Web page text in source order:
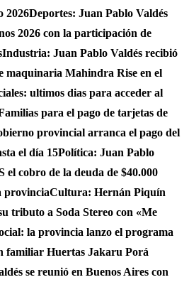
2026Deportes: Juan Pablo Valdés
2026 con la participación de
Industria: Juan Pablo Valdés recibió
maquinaria Mahindra Rise en el
ultimos dias para acceder al
para el pago de tarjetas de
provincial arranca el pago del
el día 15Política: Juan Pablo
el cobro de la deuda de $40.000
provinciaCultura: Hernán Piquín
tributo a Soda Stereo con «Me
la provincia lanzo el programa
familiar Huertas Jakaru Porá
se reunió en Buenos Aires con